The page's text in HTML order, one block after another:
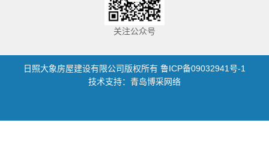
关注公众号
日照大象房屋建设有限公司版权所有 鲁ICP备09032941号-1
技术支持：青岛博采网络